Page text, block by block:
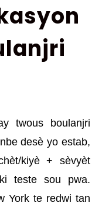
twous boulanjri
desè yo estab,
kiyè + sèvyèt
teste sou pwa.
York te redwi tan